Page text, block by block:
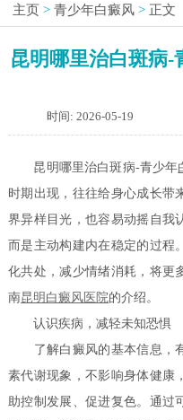
主页 > 青少年白癜风 > 正文
昆明哪里治白斑病
时间: 2026-05-19
昆明哪里治白斑病-青少年
时期出现，往往给身心成长带
界异样目光，也容易动摇自我
而是主动构建内在稳定的过程
化共处，减少情绪消耗，将更
南昆明白癜风医院的介绍。
认识疾病，减轻未知恐惧
了解白癜风的基本信息，
素代谢现象，不影响身体健康
助控制发展、促进复色。通过